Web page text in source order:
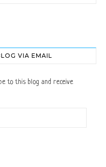
VIA EMAIL
to this blog and receive